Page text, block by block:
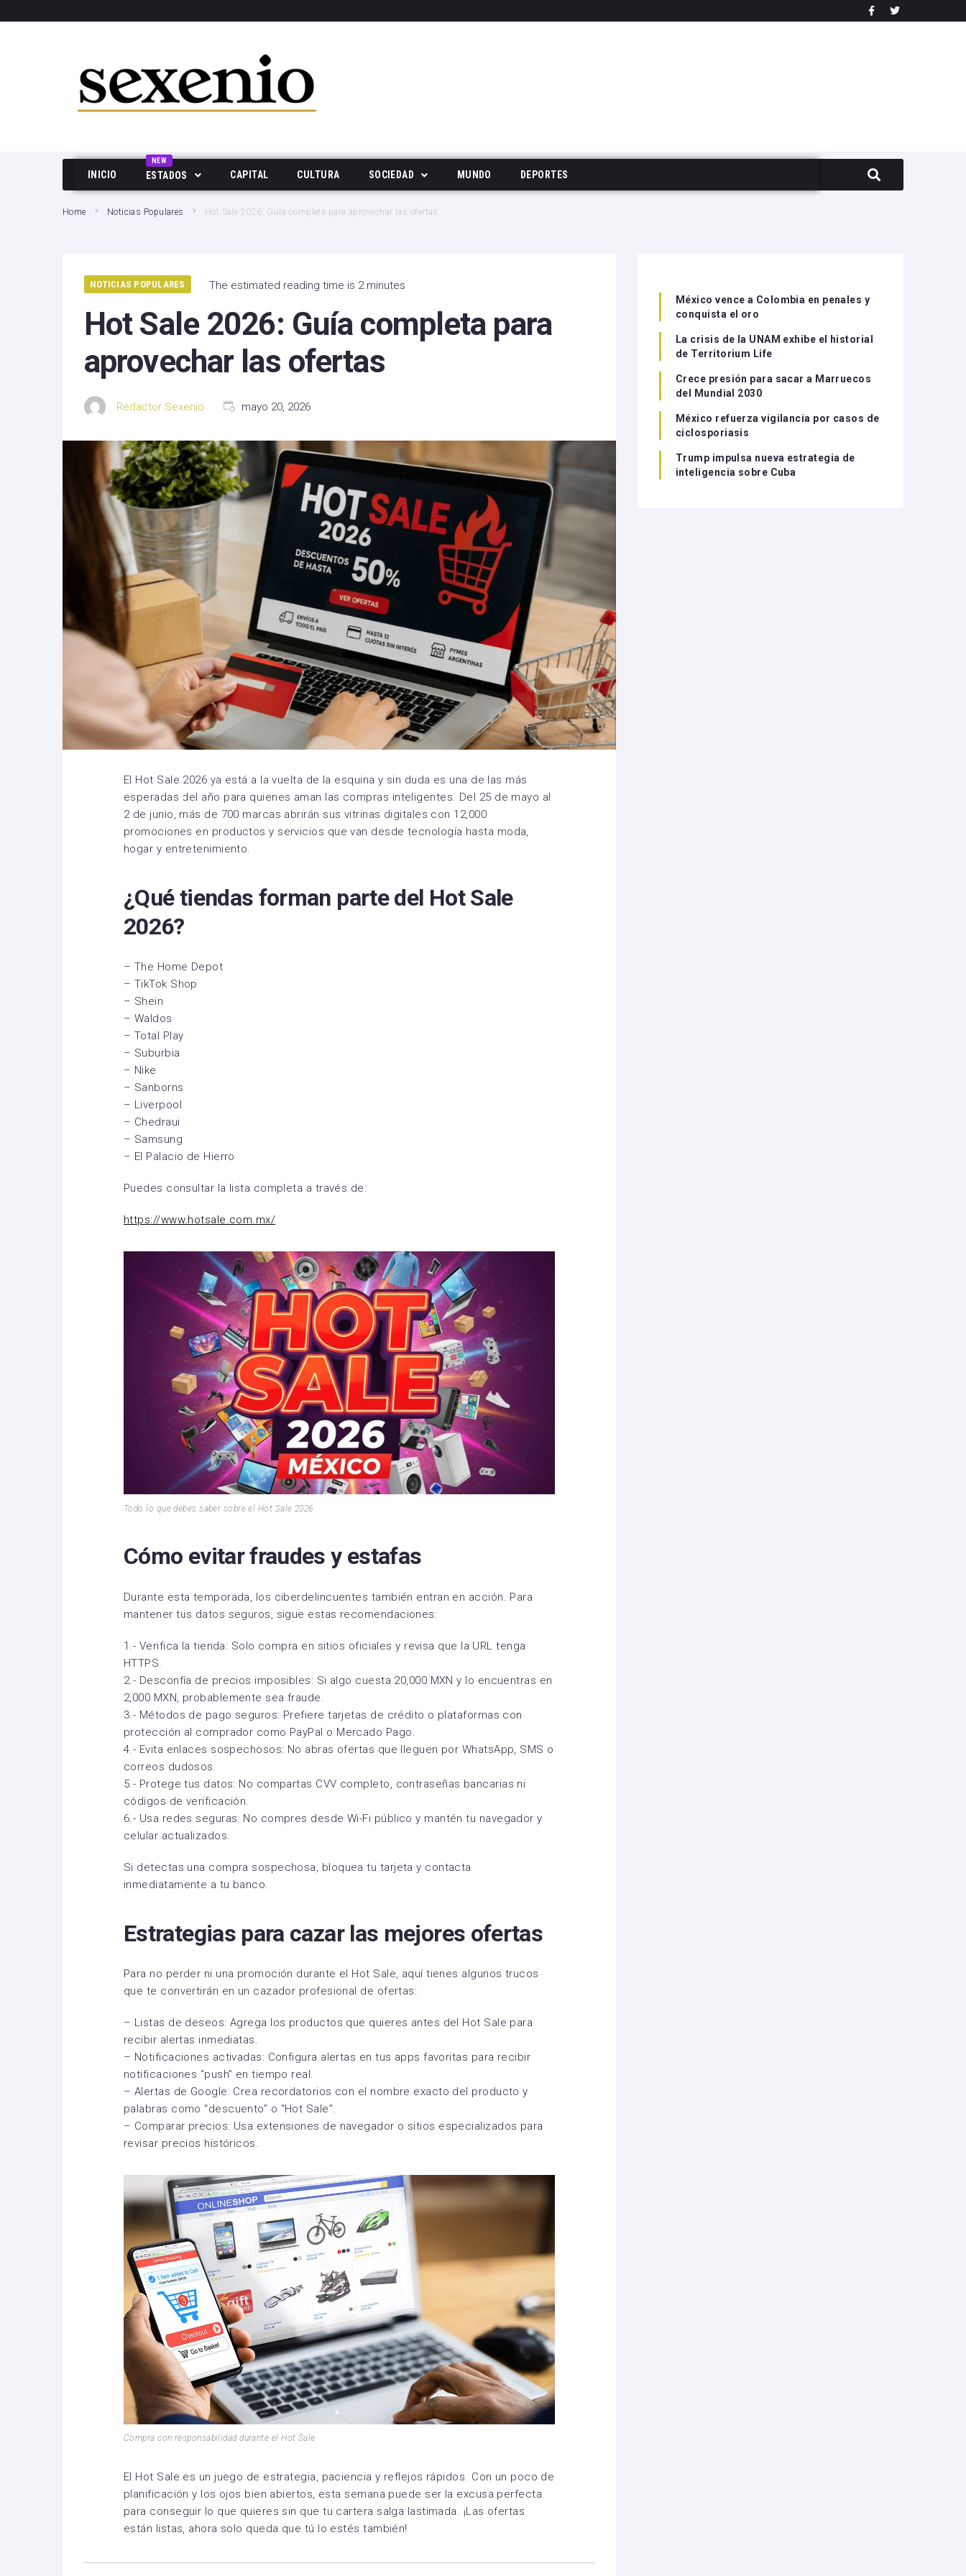
INICIO ESTADOS
NEW
Edo Mex
Hidalgo
Michoacan
Nuevo Leon
Sinaloa
Tlaxcala
Zacatecas
CAPITAL CULTURA SOCIEDAD MUNDO DEPORTES
Home Noticias Populares Hot Sale 2026: Guía completa para aprovechar las ofertas
NOTICIAS POPULARES The estimated reading time is 2 minutes
Hot Sale 2026: Guía completa para
aprovechar las ofertas
Redactor Sexenio mayo 20, 2026
El Hot Sale 2026 ya está a la vuelta de la esquina y sin duda es una de las más
esperadas del año para quienes aman las compras inteligentes. Del 25 de mayo al
2 de junio, más de 700 marcas abrirán sus vitrinas digitales con 12,000
promociones en productos y servicios que van desde tecnología hasta moda,
hogar y entretenimiento.
¿Qué tiendas forman parte del Hot Sale
2026?
– The Home Depot
– TikTok Shop
– Shein
– Waldos
– Total Play
– Suburbia
– Nike
– Sanborns
– Liverpool
– Chedraui
– Samsung
– El Palacio de Hierro
Puedes consultar la lista completa a través de:
https://www.hotsale.com.mx/
Todo lo que debes saber sobre el Hot Sale 2026
Cómo evitar fraudes y estafas
Durante esta temporada, los ciberdelincuentes también entran en acción. Para
mantener tus datos seguros, sigue estas recomendaciones:
1.- Verifica la tienda: Solo compra en sitios oficiales y revisa que la URL tenga
HTTPS.
2.- Desconfía de precios imposibles: Si algo cuesta 20,000 MXN y lo encuentras en
2,000 MXN, probablemente sea fraude.
3.- Métodos de pago seguros: Prefiere tarjetas de crédito o plataformas con
protección al comprador como PayPal o Mercado Pago.
4.- Evita enlaces sospechosos: No abras ofertas que lleguen por WhatsApp, SMS o
correos dudosos.
5.- Protege tus datos: No compartas CVV completo, contraseñas bancarias ni
códigos de verificación.
6.- Usa redes seguras: No compres desde Wi-Fi público y mantén tu navegador y
celular actualizados.
Si detectas una compra sospechosa, bloquea tu tarjeta y contacta
inmediatamente a tu banco.
Estrategias para cazar las mejores ofertas
Para no perder ni una promoción durante el Hot Sale, aquí tienes algunos trucos
que te convertirán en un cazador profesional de ofertas:
– Listas de deseos: Agrega los productos que quieres antes del Hot Sale para
recibir alertas inmediatas.
– Notificaciones activadas: Configura alertas en tus apps favoritas para recibir
notificaciones “push” en tiempo real.
– Alertas de Google: Crea recordatorios con el nombre exacto del producto y
palabras como “descuento” o “Hot Sale”.
– Comparar precios: Usa extensiones de navegador o sitios especializados para
revisar precios históricos.
Compra con responsabilidad durante el Hot Sale
El Hot Sale es un juego de estrategia, paciencia y reflejos rápidos. Con un poco de
planificación y los ojos bien abiertos, esta semana puede ser la excusa perfecta
para conseguir lo que quieres sin que tu cartera salga lastimada. ¡Las ofertas
están listas, ahora solo queda que tú lo estés también!
México vence a Colombia en penales y
conquista el oro
La crisis de la UNAM exhibe el historial
de Territorium Life
Crece presión para sacar a Marruecos
del Mundial 2030
México refuerza vigilancia por casos de
ciclosporiasis
Trump impulsa nueva estrategia de
inteligencia sobre Cuba
SEARCH THIS WEBSITE